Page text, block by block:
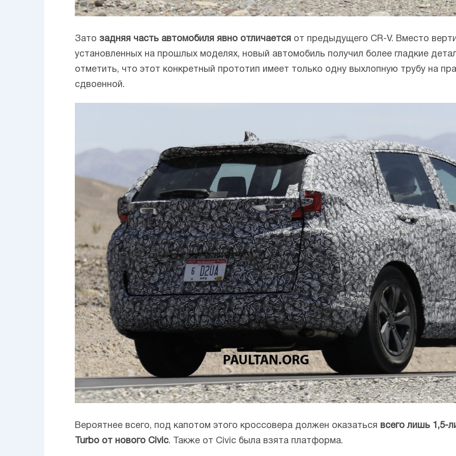
Зато задняя часть автомобиля явно отличается от предыдущего CR-V. Вместо
установленных на прошлых моделях, новый автомобиль получил более гладкие
отметить, что этот конкретный прототип имеет только одну выхлопную трубу на
сдвоенной.
Вероятнее всего, под капотом этого кроссовера должен оказаться всего лишь 1,5-
Turbo от нового Civic. Также от Civic была взята платформа.